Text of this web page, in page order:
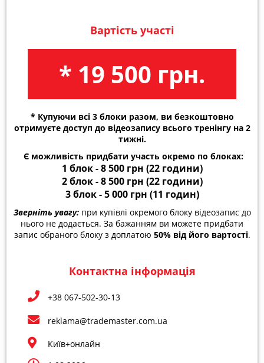
Вартість участі
* 19 500 грн.
* Купуючи всі 3 блоки разом, ви безкоштовно
отримуєте доступ до відеозапису всього тренінгу на 2
тижні.
Є можливість придбати участь окремо по блоках:
1 блок - 8 500 грн (22 години)
2 блок - 8 500 грн (22 години)
3 блок - 5 000 грн (11 годин)
Зверніть увагу:при купівлі окремого блоку відеозапис до
нього не додається. За бажанням ви можете придбати
запис обраного блоку з доплатою 50% від його вартості.
Контактна інформація
+38 067-502-30-13
reklama@trademaster.com.ua
Київ+онлайн